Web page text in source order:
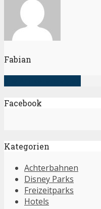
Fabian
Facebook
Kategorien
Achterbahnen
Disney Parks
Freizeitparks
Hotels